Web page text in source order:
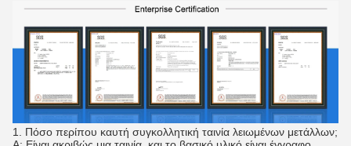
1. Πόσο περίπου καυτή συγκολλητική ταινία λειωμένων μετάλλων;